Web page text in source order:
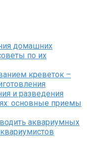
домашних
по их
креветок –
и разведения
основные приемы
аквариумных